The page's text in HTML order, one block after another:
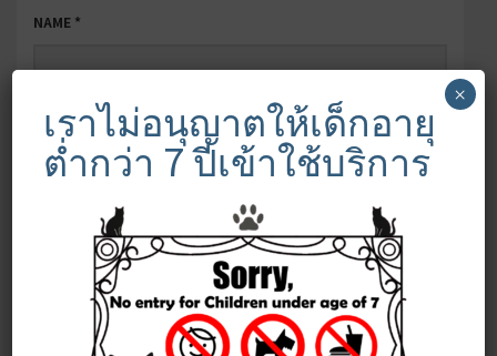
NAME *
EMAIL*
SAVE MY NAME, EMAIL, AND WEBSITE IN THIS BROWSER FOR
เราไม่อนุญาตให้เด็กอายุ
ต่ำกว่า 7 ปีเข้าใช้บริการ
×